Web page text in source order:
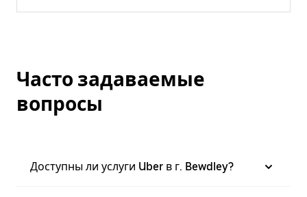
Часто задаваемые
вопросы
Доступны ли услуги Uber в г. Bewdley?